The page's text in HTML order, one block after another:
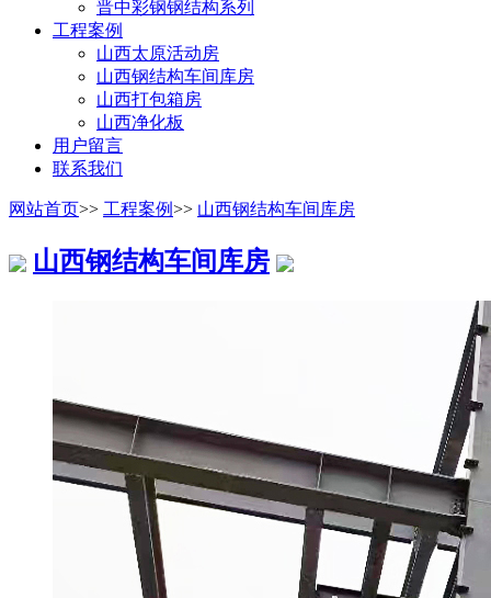
晋中彩钢钢结构系列
工程案例
山西太原活动房
山西钢结构车间库房
山西打包箱房
山西净化板
用户留言
联系我们
网站首页>> 工程案例>> 山西钢结构车间库房
山西钢结构车间库房